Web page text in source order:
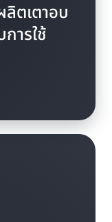
ตเตาอบ
ารใช้